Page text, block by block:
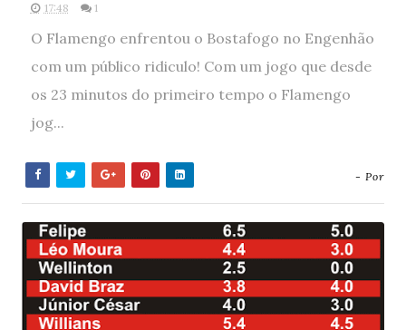
17:48 1
O Flamengo enfrentou o Bostafogo no Engenhão
com um público ridiculo! Com um jogo que desde
os 23 minutos do primeiro tempo o Flamengo
jog...
- Por